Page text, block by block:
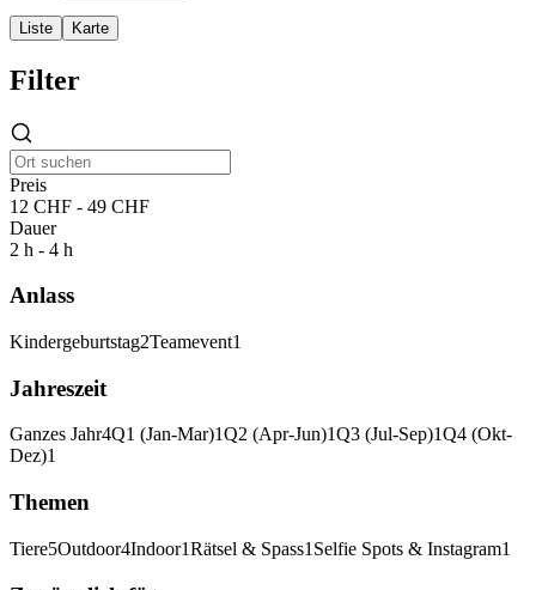
Liste Karte
Filter
Preis
12 CHF - 49 CHF
Dauer
2 h - 4 h
Anlass
Kindergeburtstag2Teamevent1
Jahreszeit
Ganzes Jahr4Q1 (Jan-Mar)1Q2 (Apr-Jun)1Q3 (Jul-Sep)1Q4 (Okt-
Dez)1
Themen
Tiere5Outdoor4Indoor1Rätsel & Spass1 Selfie Spots & Instagram1